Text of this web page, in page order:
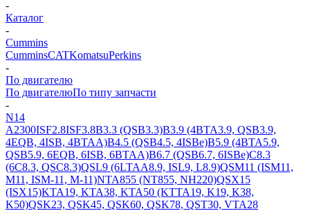
-
Каталог
-
Cummins
CumminsCATKomatsuPerkins
-
По двигателю
По двигателюПо типу запчасти
-
N14
A2300ISF2.8ISF3.8B3.3 (QSB3.3)B3.9 (4BTA3.9, QSB3.9,
4EQB, 4ISB, 4BTAA)B4.5 (QSB4.5, 4ISBe)B5.9 (4BTA5.9,
QSB5.9, 6EQB, 6ISB, 6BTAA)B6.7 (QSB6.7, 6ISBe)C8.3
(6C8.3, QSC8.3)QSL9 (6LTAA8.9, ISL9, L8.9)QSM11 (ISM11,
M11, ISM-11, M-11)NTA855 (NT855, NH220)QSX15
(ISX15)KTA19, KTA38, KTA50 (KTTA19, K19, K38,
K50)QSK23, QSK45, QSK60, QSK78, QST30, VTA28